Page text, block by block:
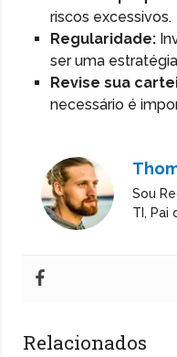
riscos excessivos.
Regularidade:
ser uma
Revise sua
necessário é
Sou
TI, Pai
Relacionados